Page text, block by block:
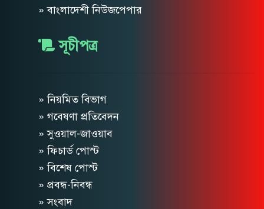
» বাংলাদেশী নিউজপেপার
সূচীপত্র
» নিয়মিত বিভাগ
» গবেষণা প্রতিবেদন
» সুওয়াল-জাওয়াব
» ফিচার্ড পোস্ট
» বিশেষ পোস্ট
» প্রবন্ধ-নিবন্ধ
» সংবাদ